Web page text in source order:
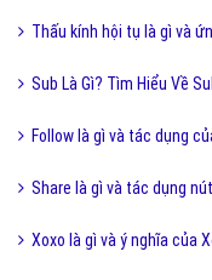
Thấu kính hội tụ là gì và
Sub Là Gì? Tìm Hiểu Về
Follow là gì và tác dụng
Share là gì và tác dụng
Xoxo là gì và ý nghĩa của